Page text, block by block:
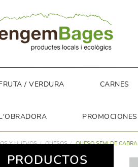
FRUTA / VERDURA CARNES
L'OBRADORA PROMOCIONES
Y HUEVOS QUESOS QUESO SEMI DE CABRA
PRODUCTOS